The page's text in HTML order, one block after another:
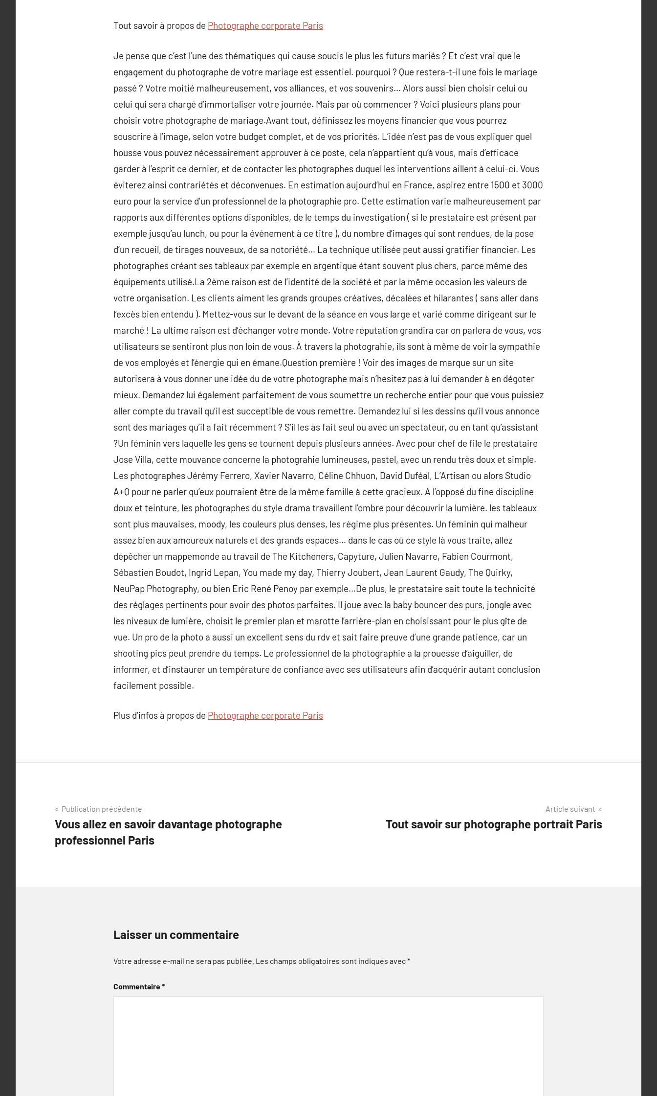
Tout savoir à propos de Photographe corporate Paris
Je pense que c’est l’une des thématiques qui cause soucis le plus les futurs mariés ? Et c’est vrai que le
engagement du photographe de votre mariage est essentiel. pourquoi ? Que restera-t-il une fois le mariage
passé ? Votre moitié malheureusement, vos alliances, et vos souvenirs… Alors aussi bien choisir celui ou
celui qui sera chargé d’immortaliser votre journée. Mais par où commencer ? Voici plusieurs plans pour
choisir votre photographe de mariage.Avant tout, définissez les moyens financier que vous pourrez
souscrire à l’image, selon votre budget complet, et de vos priorités. L’idée n’est pas de vous expliquer quel
housse vous pouvez nécessairement approuver à ce poste, cela n’appartient qu’à vous, mais d’efficace
garder à l’esprit ce dernier, et de contacter les photographes duquel les interventions aillent à celui-ci. Vous
éviterez ainsi contrariétés et déconvenues. En estimation aujourd’hui en France, aspirez entre 1500 et 3000
euro pour la service d’un professionnel de la photographie pro. Cette estimation varie malheureusement par
rapports aux différentes options disponibles, de le temps du investigation ( si le prestataire est présent par
exemple jusqu’au lunch, ou pour la événement à ce titre ), du nombre d’images qui sont rendues, de la pose
d’un recueil, de tirages nouveaux, de sa notoriété… La technique utilisée peut aussi gratifier financier. Les
photographes créant ses tableaux par exemple en argentique étant souvent plus chers, parce même des
équipements utilisé.La 2ème raison est de l’identité de la société et par la même occasion les valeurs de
votre organisation. Les clients aiment les grands groupes créatives, décalées et hilarantes ( sans aller dans
l’excès bien entendu ). Mettez-vous sur le devant de la séance en vous large et varié comme dirigeant sur le
marché ! La ultime raison est d’échanger votre monde. Votre réputation grandira car on parlera de vous, vos
utilisateurs se sentiront plus non loin de vous. À travers la photograhie, ils sont à même de voir la sympathie
de vos employés et l’énergie qui en émane.Question première ! Voir des images de marque sur un site
autorisera à vous donner une idée du de votre photographe mais n’hesitez pas à lui demander à en dégoter
mieux. Demandez lui également parfaitement de vous soumettre un recherche entier pour que vous puissiez
aller compte du travail qu’il est succeptible de vous remettre. Demandez lui si les dessins qu’il vous annonce
sont des mariages qu’il a fait récemment ? S’il les as fait seul ou avec un spectateur, ou en tant qu’assistant
?Un féminin vers laquelle les gens se tournent depuis plusieurs années. Avec pour chef de file le prestataire
Jose Villa, cette mouvance concerne la photograhie lumineuses, pastel, avec un rendu très doux et simple.
Les photographes Jérémy Ferrero, Xavier Navarro, Céline Chhuon, David Duféal, L’Artisan ou alors Studio
A+Q pour ne parler qu’eux pourraient être de la même famille à cette gracieux. A l’opposé du fine discipline
doux et teinture, les photographes du style drama travaillent l’ombre pour découvrir la lumière. les tableaux
sont plus mauvaises, moody, les couleurs plus denses, les régime plus présentes. Un féminin qui malheur
assez bien aux amoureux naturels et des grands espaces… dans le cas où ce style là vous traite, allez
dépêcher un mappemonde au travail de The Kitcheners, Capyture, Julien Navarre, Fabien Courmont,
Sébastien Boudot, Ingrid Lepan, You made my day, Thierry Joubert, Jean Laurent Gaudy, The Quirky,
NeuPap Photography, ou bien Eric René Penoy par exemple…De plus, le prestataire sait toute la technicité
des réglages pertinents pour avoir des photos parfaites. Il joue avec la baby bouncer des purs, jongle avec
les niveaux de lumière, choisit le premier plan et marotte l’arrière-plan en choisissant pour le plus gîte de
vue. Un pro de la photo a aussi un excellent sens du rdv et sait faire preuve d’une grande patience, car un
shooting pics peut prendre du temps. Le professionnel de la photographie a la prouesse d’aiguiller, de
informer, et d’instaurer un température de confiance avec ses utilisateurs afin d’acquérir autant conclusion
facilement possible.
Plus d’infos à propos de Photographe corporate Paris
Navigation
de
l’article
Publication précédente
Vous allez en savoir davantage photographe
professionnel Paris
Article suivant
Tout savoir sur photographe portrait Paris
Laisser un commentaire
Votre adresse e-mail ne sera pas publiée. Les champs obligatoires sont indiqués avec*
Commentaire*